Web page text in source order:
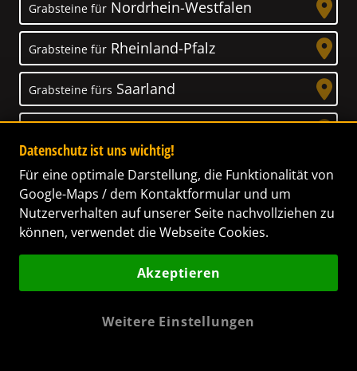
Grabsteine für Nordrhein-Westfalen
Grabsteine für Rheinland-Pfalz
Grabsteine fürs Saarland
Grabsteine fürSachsen-Anhalt
Grabsteine fürSchleswig-Holstein
Grabsteine fürThüringen
Datenschutz ist uns wichtig!
Für eine optimale Darstellung, die Funktionalität von
Google-Maps / dem Kontaktformular und um
Nutzerverhalten auf unserer Seite nachvollziehen zu
können, verwendet die Webseite Cookies.
Akzeptieren
Weitere Einstellungen